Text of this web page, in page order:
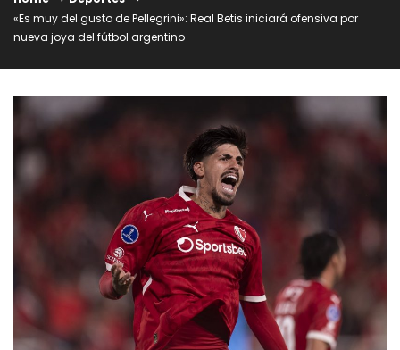
«Es muy del gusto de Pellegrini»: Real Betis iniciará ofensiva por
nueva joya del fútbol argentino